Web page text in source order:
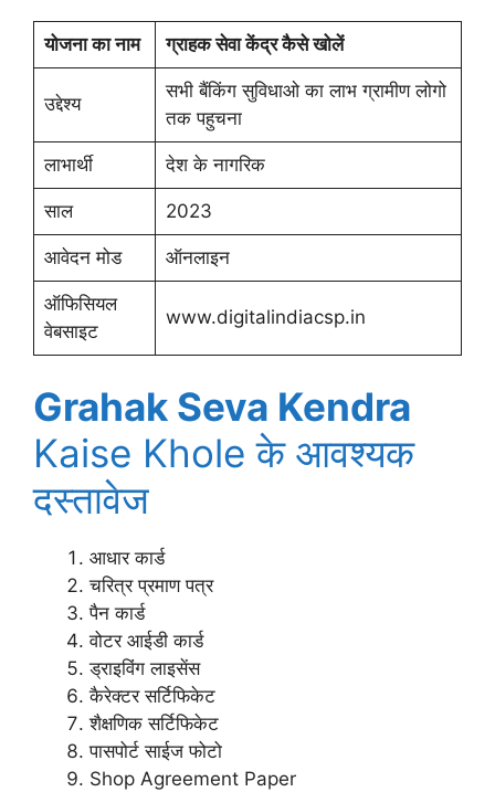
योजना का नाम ग्राहक सेवा केंद्र कैसे खोलें
उद्देश्य
सभी बैंकिंग सुविधाओ का लाभ ग्रामीण लोगो
तक पहुचना
लाभार्थी देश के नागरिक
साल 2023
आवेदन मोड ऑनलाइन
ऑफिसियल
वेबसाइट
www.digitalindiacsp.in
Grahak Seva Kendra
Kaise Khole के आवश्यक
दस्तावेज
आधार कार्ड
चरित्र प्रमाण पत्र
पैन कार्ड
वोटर आईडी कार्ड
ड्राइविंग लाइसेंस
कैरेक्टर सर्टिफिकेट
शैक्षणिक सर्टिफिकेट
पासपोर्ट साईज फोटो
Shop Agreement Paper